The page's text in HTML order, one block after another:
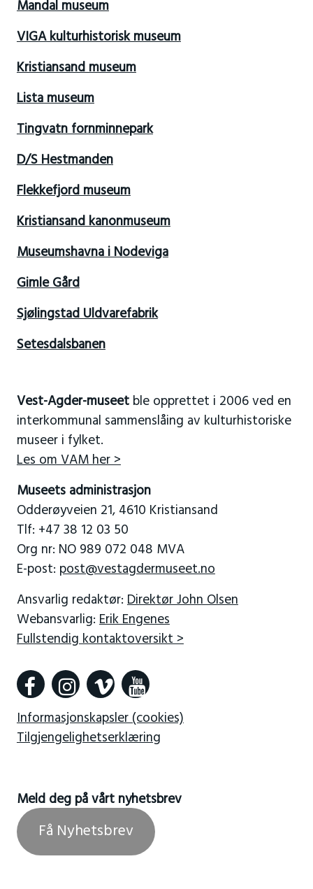
Mandal museum
VIGA kulturhistorisk museum
Kristiansand museum
Lista museum
Tingvatn fornminnepark
D/S Hestmanden
Flekkefjord museum
Kristiansand kanonmuseum
Museumshavna i Nodeviga
Gimle Gård
Sjølingstad Uldvarefabrik
Setesdalsbanen
Vest-Agder-museetble opprettet i 2006 ved en
interkommunal sammenslåing av kulturhistoriske
museer i fylket.
Les om VAM her >
Museets administrasjon
Odderøyveien 21, 4610 Kristiansand
Tlf: +47 38 12 03 50
Org nr: NO 989 072 048 MVA
E-post: post@vestagdermuseet.no
Ansvarlig redaktør: Direktør John Olsen
Webansvarlig: Erik Engenes
Fullstendig kontaktoversikt >
Informasjonskapsler (cookies)
Tilgjengelighetserklæring
Meld deg på vårt nyhetsbrev
Få Nyhetsbrev